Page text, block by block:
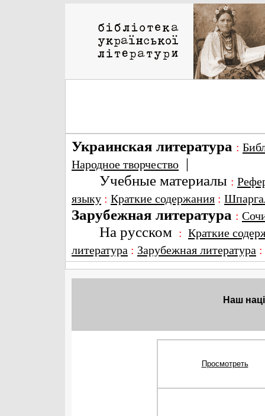
Украинская литература :
Народное творчество |
Учебные материалы :
языку : Краткие содержания :
Зарубежная литература :
На русском : Краткие
литература : Зарубежная литература
Наш
Просмотреть